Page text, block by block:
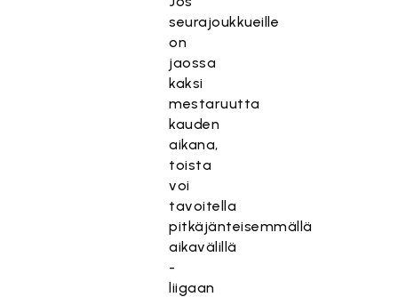
seurajoukkueille
on
jaossa
kaksi
mestaruutta
kauden
aikana,
toista
voi
tavoitella
pitkäjänteisemmällä
aikavälillä
-
liigaan